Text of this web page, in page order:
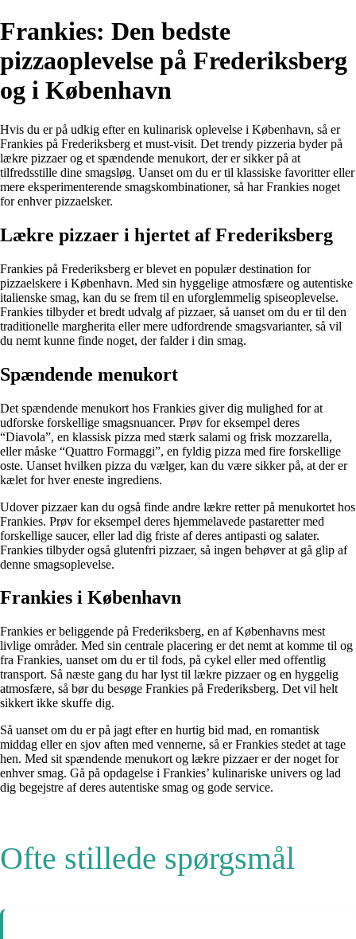
Frankies: Den bedste
pizzaoplevelse på Frederiksberg
og i København
Hvis du er på udkig efter en kulinarisk oplevelse i København, så er
Frankies på Frederiksberg et must-visit. Det trendy pizzeria byder på
lækre pizzaer og et spændende menukort, der er sikker på at
tilfredsstille dine smagsløg. Uanset om du er til klassiske favoritter eller
mere eksperimenterende smagskombinationer, så har Frankies noget
for enhver pizzaelsker.
Lækre pizzaer i hjertet af Frederiksberg
Frankies på Frederiksberg er blevet en populær destination for
pizzaelskere i København. Med sin hyggelige atmosfære og autentiske
italienske smag, kan du se frem til en uforglemmelig spiseoplevelse.
Frankies tilbyder et bredt udvalg af pizzaer, så uanset om du er til den
traditionelle margherita eller mere udfordrende smagsvarianter, så vil
du nemt kunne finde noget, der falder i din smag.
Spændende menukort
Det spændende menukort hos Frankies giver dig mulighed for at
udforske forskellige smagsnuancer. Prøv for eksempel deres
“Diavola”, en klassisk pizza med stærk salami og frisk mozzarella,
eller måske “Quattro Formaggi”, en fyldig pizza med fire forskellige
oste. Uanset hvilken pizza du vælger, kan du være sikker på, at der er
kælet for hver eneste ingrediens.
Udover pizzaer kan du også finde andre lækre retter på menukortet hos
Frankies. Prøv for eksempel deres hjemmelavede pastaretter med
forskellige saucer, eller lad dig friste af deres antipasti og salater.
Frankies tilbyder også glutenfri pizzaer, så ingen behøver at gå glip af
denne smagsoplevelse.
Frankies i København
Frankies er beliggende på Frederiksberg, en af Københavns mest
livlige områder. Med sin centrale placering er det nemt at komme til og
fra Frankies, uanset om du er til fods, på cykel eller med offentlig
transport. Så næste gang du har lyst til lækre pizzaer og en hyggelig
atmosfære, så bør du besøge Frankies på Frederiksberg. Det vil helt
sikkert ikke skuffe dig.
Så uanset om du er på jagt efter en hurtig bid mad, en romantisk
middag eller en sjov aften med vennerne, så er Frankies stedet at tage
hen. Med sit spændende menukort og lækre pizzaer er der noget for
enhver smag. Gå på opdagelse i Frankies’ kulinariske univers og lad
dig begejstre af deres autentiske smag og gode service.
Ofte stillede spørgsmål